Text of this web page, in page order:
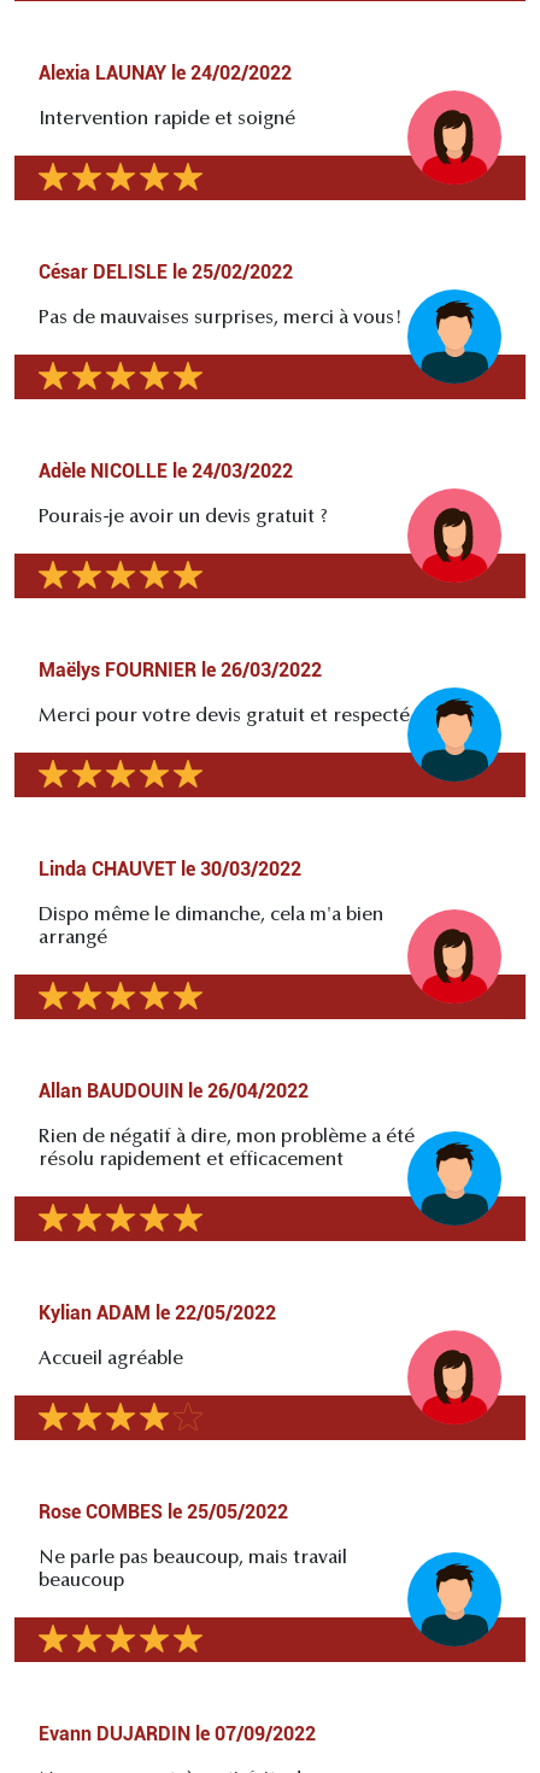
Alexia LAUNAY le 24/02/2022
Intervention rapide et soigné
César DELISLE le 25/02/2022
Pas de mauvaises surprises, merci à vous!
Adèle NICOLLE le 24/03/2022
Pourais-je avoir un devis gratuit ?
Maëlys FOURNIER le 26/03/2022
Merci pour votre devis gratuit et respecté
Linda CHAUVET le 30/03/2022
Dispo même le dimanche, cela m'a bien
arrangé
Allan BAUDOUIN le 26/04/2022
Rien de négatif à dire, mon problème a été
résolu rapidement et efficacement
Kylian ADAM le 22/05/2022
Accueil agréable
Rose COMBES le 25/05/2022
Ne parle pas beaucoup, mais travail
beaucoup
Evann DUJARDIN le 07/09/2022